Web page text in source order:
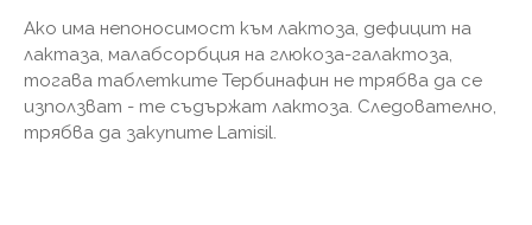
Ако има непоносимост към лактоза, дефицит на
лактаза, малабсорбция на глюкоза-галактоза,
тогава таблетките Тербинафин не трябва да се
използват - те съдържат лактоза. Следователно,
трябва да закупите Lamisil.